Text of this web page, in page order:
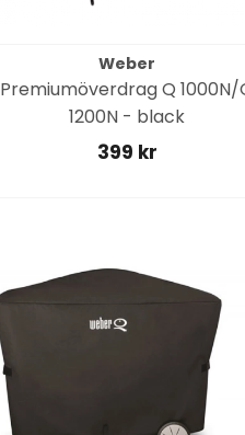
Weber
Premiumöverdrag Q 1000N/
1200N - black
399 kr